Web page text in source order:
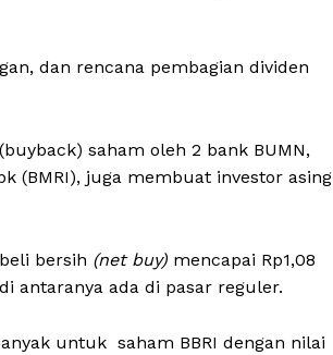
dan rencana pembagian dividen
saham oleh 2 bank BUMN,
(BMRI), juga membuat investor asing
bersih (net buy) mencapai Rp1,08
antaranya ada di pasar reguler.
untuk saham BBRI dengan nilai